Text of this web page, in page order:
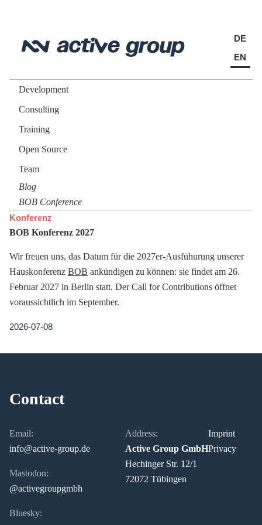
DE
EN
Development
Consulting
Training
Open Source
Team
Blog
BOB Conference
Konferenz
BOB Konferenz 2027
Wir freuen uns, das Datum für die 2027er-Ausfühurung unserer
Hauskonferenz BOB ankündigen zu können: sie findet am 26.
Februar 2027 in Berlin statt. Der Call for Contributions öffnet
voraussichtlich im September.
2026-07-08
Contact
Email:
info@active-group.de
Mastodon:
@activegroupgmbh
Bluesky:
Address:
Active Group GmbH
Hechinger Str. 12/1
72072 Tübingen
Imprint
Privacy